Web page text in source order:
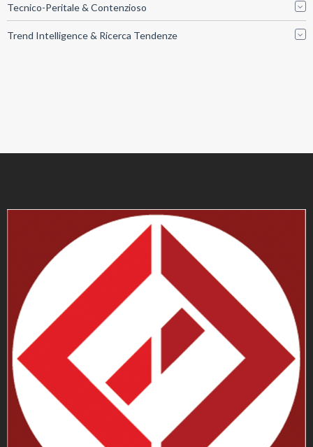
Tecnico-Peritale & Contenzioso
Trend Intelligence & Ricerca Tendenze